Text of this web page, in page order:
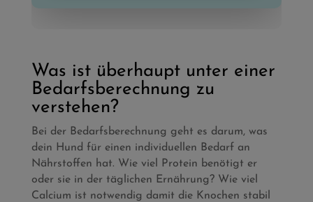
Was ist überhaupt unter einer
Bedarfsberechnung zu
verstehen?
Bei der Bedarfsberechnung geht es darum, was
dein Hund für einen individuellen Bedarf an
Nährstoffen hat. Wie viel Protein benötigt er
oder sie in der täglichen Ernährung? Wie viel
Calcium ist notwendig damit die Knochen stabil